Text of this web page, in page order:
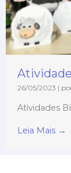
26/05/2023 |
Atividades
Leia Mais →